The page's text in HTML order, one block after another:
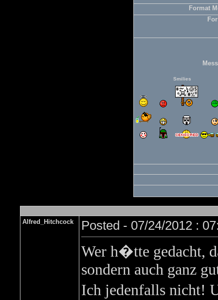
Format
Smilies
Alfred_Hitchcock Posted - 07/24/2012 :
Wer h�tte gedacht,
sondern auch ganz
Ich jedenfalls nicht!